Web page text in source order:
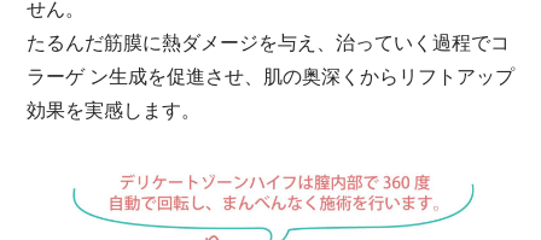
せん。
たるんだ筋膜に熱ダメージを与え、治っていく過程でコ
ラーゲ ン生成を促進させ、肌の奥深くからリフトアップ
効果を実感します。